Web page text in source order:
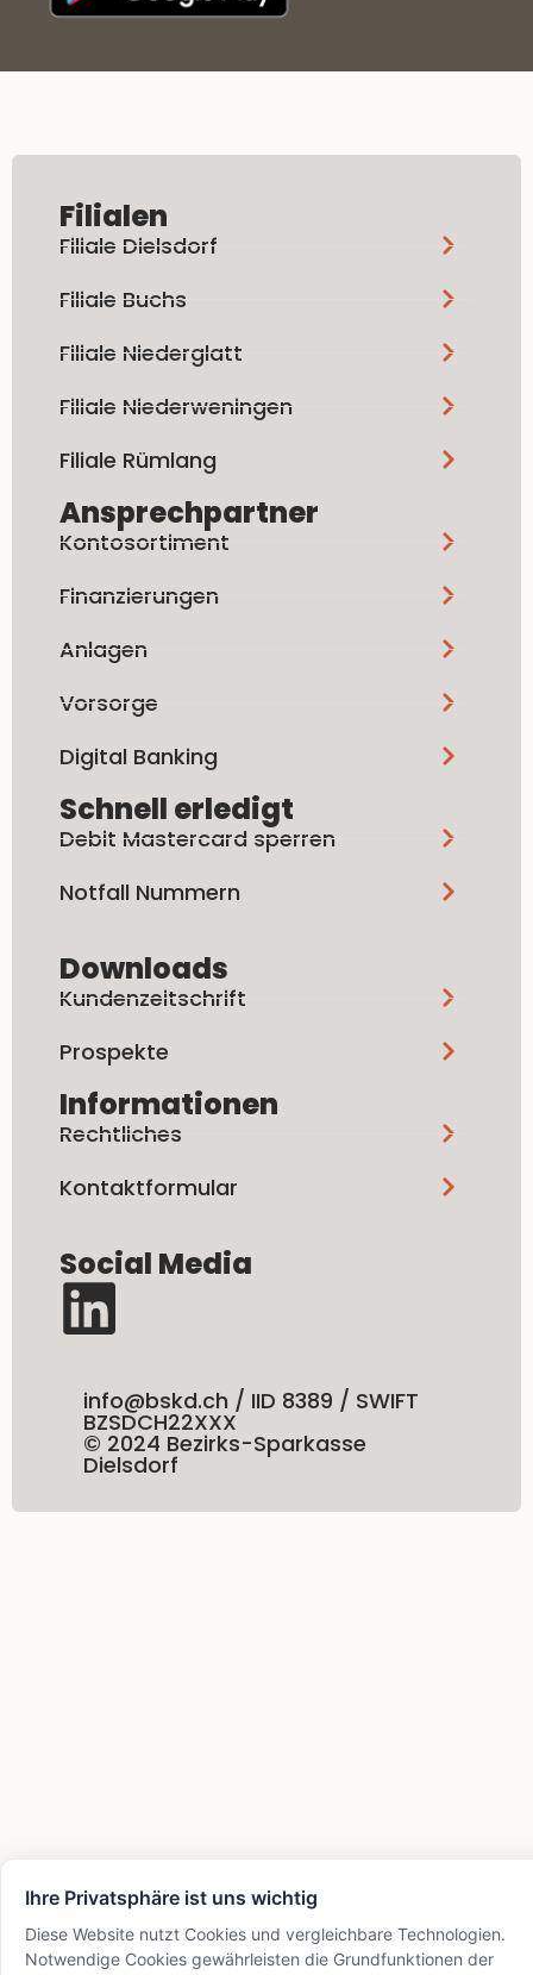
Filialen
Filiale Dielsdorf
Filiale Buchs
Filiale Niederglatt
Filiale Niederweningen
Filiale Rümlang
Ansprechpartner
Kontosortiment
Finanzierungen
Anlagen
Vorsorge
Digital Banking
Schnell erledigt
Debit Mastercard sperren
Notfall Nummern
Downloads
Kundenzeitschrift
Prospekte
Informationen
Rechtliches
Kontaktformular
Social Media
info@bskd.ch / IID 8389 / SWIFT
BZSDCH22XXX
© 2024 Bezirks-Sparkasse
Dielsdorf
Ihre Privatsphäre ist uns wichtig
Diese Website nutzt Cookies und vergleichbare Technologien.
Notwendige Cookies gewährleisten die Grundfunktionen der